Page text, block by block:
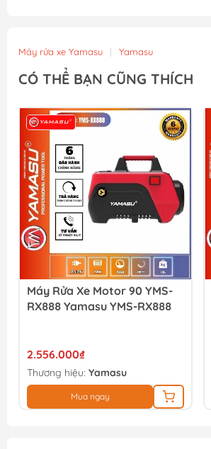
Máy rửa xe Yamasu | Yamasu
CÓ THỂ BẠN CŨNG THÍCH
Máy Rửa Xe Motor 90 YMS-
RX888 Yamasu YMS-RX888
2.556.000₫
Thương hiệu: Yamasu
Mua ngay